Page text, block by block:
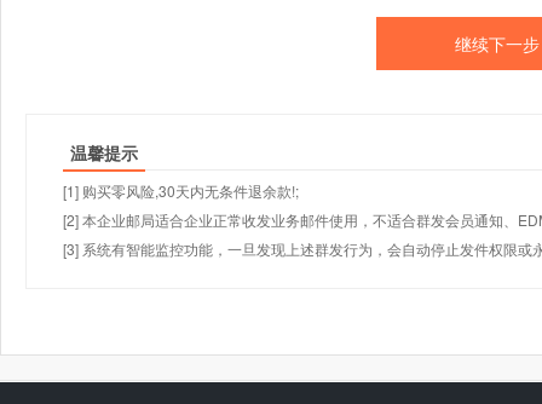
温馨提示
[1] 购买零风险,30天内无条件退余款!;
[2] 本企业邮局适合企业正常收发业务邮件使用，不适合群发会员通知、
[3] 系统有智能监控功能，一旦发现上述群发行为，会自动停止发件权限或